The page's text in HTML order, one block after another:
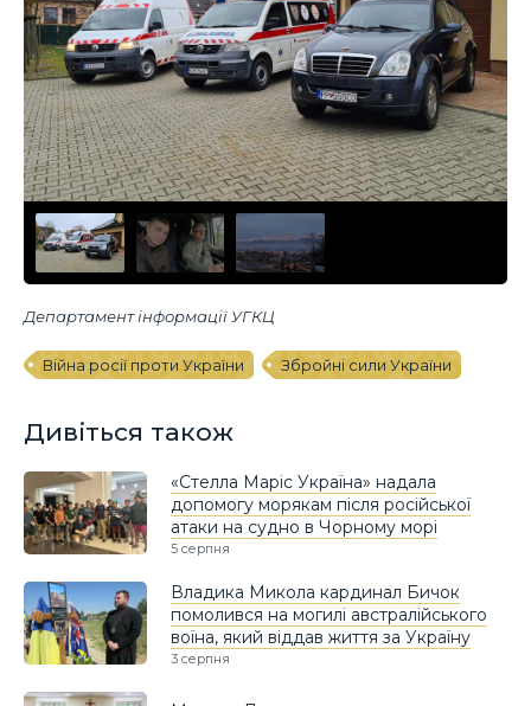
Департамент інформації УГКЦ
Війна росії проти України Збройні сили України
Дивіться також
«Стелла Маріс Україна» надала
допомогу морякам після російської
атаки на судно в Чорному морі
5 серпня
Владика Микола кардинал Бичок
помолився на могилі австралійського
воїна, який віддав життя за Україну
3 серпня